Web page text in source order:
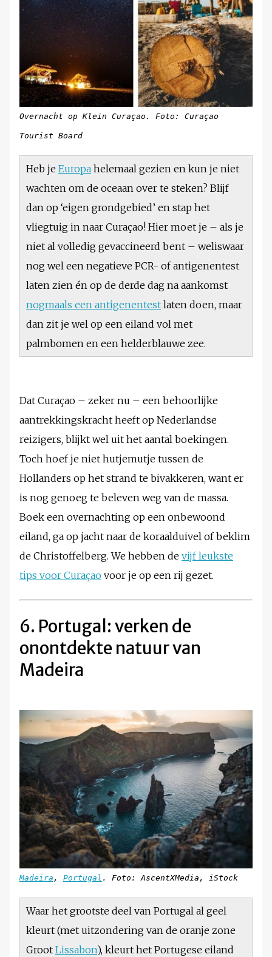
Overnacht op Klein Curaçao. Foto: Curaçao
Tourist Board
Heb je Europa helemaal gezien en kun je niet
wachten om de oceaan over te steken? Blijf
dan op ‘eigen grondgebied’ en stap het
vliegtuig in naar Curaçao! Hier moet je – als je
niet al volledig gevaccineerd bent – weliswaar
nog wel een negatieve PCR- of antigenentest
laten zien én op de derde dag na aankomst
nogmaals een antigenentest laten doen, maar
dan zit je wel op een eiland vol met
palmbomen en een helderblauwe zee.
Dat Curaçao – zeker nu – een behoorlijke
aantrekkingskracht heeft op Nederlandse
reizigers, blijkt wel uit het aantal boekingen.
Toch hoef je niet hutjemutje tussen de
Hollanders op het strand te bivakkeren, want er
is nog genoeg te beleven weg van de massa.
Boek een overnachting op een onbewoond
eiland, ga op jacht naar de koraalduivel of beklim
de Christoffelberg. We hebben de vijf leukste
tips voor Curaçao voor je op een rij gezet.
6. Portugal: verken de
onontdekte natuur van
Madeira
Madeira , Portugal . Foto: AscentXMedia, iStock
Waar het grootste deel van Portugal al geel
kleurt (met uitzondering van de oranje zone
Groot Lissabon), kleurt het Portugese eiland